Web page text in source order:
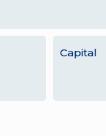
Capital